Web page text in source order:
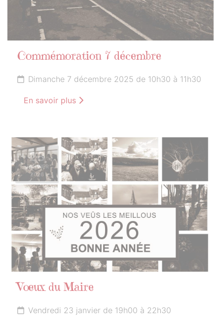
Commémoration 7 décembre
Dimanche 7 décembre 2025 de 10h30 à 11h30
En savoir plus
23
JANVIER
2026
Vœux du Maire
Vendredi 23 janvier de 19h00 à 22h30